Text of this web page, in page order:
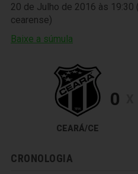
20 de Julho de 2016 às 19:30
cearense)
Baixe a súmula
CEARÁ/CE
0
CRONOLOGIA